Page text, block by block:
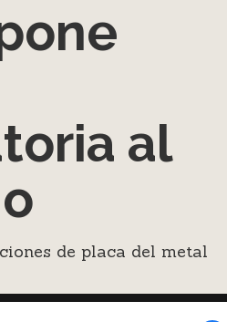
al
de placa del metal